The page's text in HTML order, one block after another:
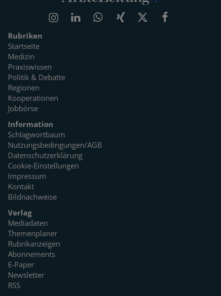
Rubriken
Startseite
Medizin
Praxiswissen
Politik & Debatte
Regionen
Kooperationen
Jobbörse
Information
Schlagwortbaum
Nutzungsbedingungen/AGB
Datenschutzerklärung
Cookie-Einstellungen
Impressum
Kontakt
Bildnachweise
Verlag
Mediadaten
Themenplaner
Rubrikanzeigen
Abonnements
E-Paper
Newsletter
RSS